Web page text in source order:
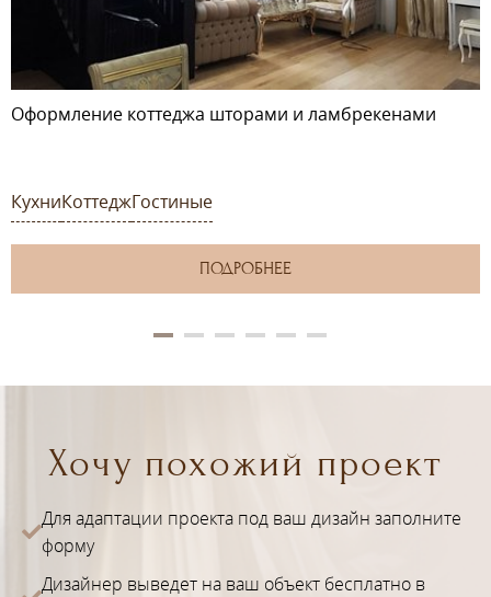
Оформление коттеджа шторами и ламбрекенами
КухниКоттеджГостиные
ПОДРОБНЕЕ
Хочу похожий проект
Для адаптации проекта под ваш дизайн заполните
форму
Дизайнер выведет на ваш объект бесплатно в